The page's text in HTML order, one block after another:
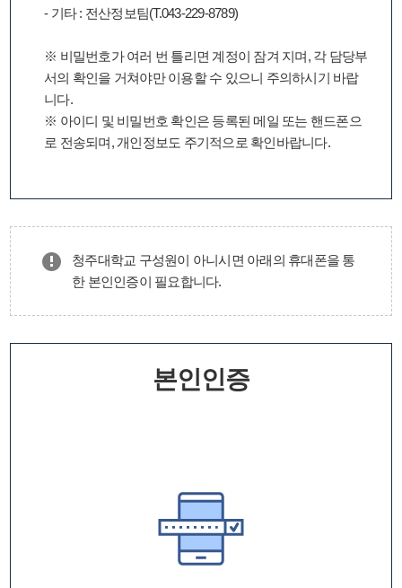
- 기타 : 전산정보팀(T.043-229-8789)
※ 비밀번호가 여러 번 틀리면 계정이 잠겨 지며, 각 담당부
서의 확인을 거쳐야만 이용할 수 있으니 주의하시기 바랍
니다.
※ 아이디 및 비밀번호 확인은 등록된 메일 또는 핸드폰으
로 전송되며, 개인정보도 주기적으로 확인바랍니다.
청주대학교 구성원이 아니시면 아래의 휴대폰을 통
한 본인인증이 필요합니다.
본인인증